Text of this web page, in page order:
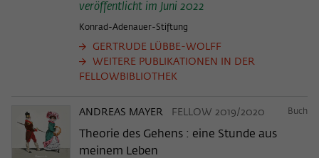
veröffentlicht im Juni 2022
Konrad-Adenauer-Stiftung
GERTRUDE LÜBBE-WOLFF
WEITERE PUBLIKATIONEN IN DER
FELLOWBIBLIOTHEK
ANDREAS MAYER FELLOW 2019/2020 Buch
Theorie des Gehens : eine Stunde aus
meinem Leben